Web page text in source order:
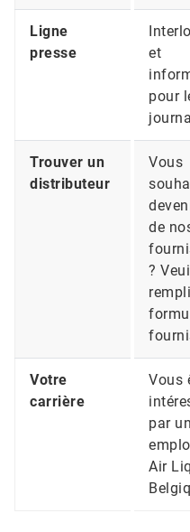
Ligne
presse
et
pour
Trouver un
distributeur
Vous
de
?
Votre
carrière
Vous
par un
Air